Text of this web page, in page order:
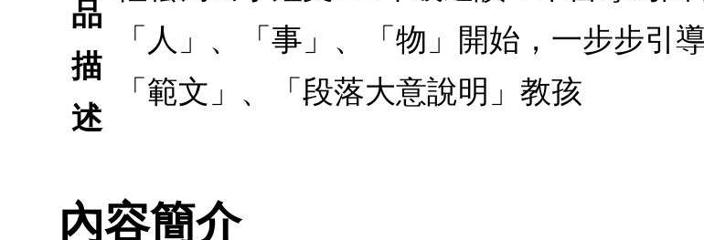
品
描
述
「人」、「事」、「物」開始，一步步引
「範文」、「段落大意說明」教孩
內容簡介